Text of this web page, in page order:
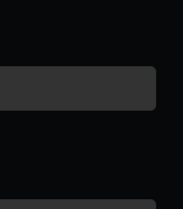
oder
dem für die Verarbeitung
oder jede solche